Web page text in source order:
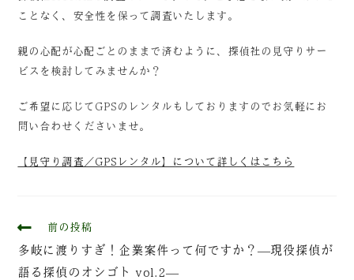
ことなく、安全性を保って調査いたします。
親の心配が心配ごとのままで済むように、探偵社の見守りサー
ビスを検討してみませんか？
ご希望に応じてGPSのレンタルもしておりますのでお気軽にお
問い合わせくださいませ。
【見守り調査／GPSレンタル】について詳しくはこちら
前の投稿
多岐に渡りすぎ！企業案件って何ですか？—現役探偵が
語る探偵のオシゴト vol.2—